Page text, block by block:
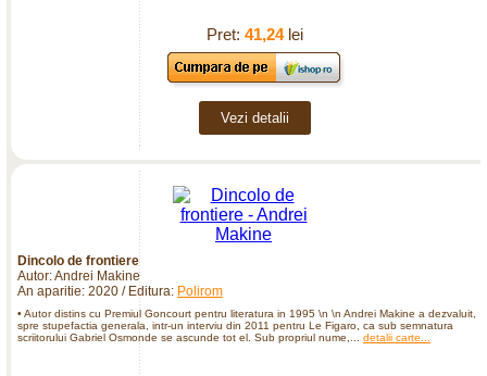
Pret: 41,24lei
Vezi detalii
Dincolo de frontiere
Autor: Andrei Makine
An aparitie: 2020 / Editura: Polirom
• Autor distins cu Premiul Goncourt pentru literatura in 1995 \n \n Andrei Makine a dezvaluit,
spre stupefactia generala, intr-un interviu din 2011 pentru Le Figaro, ca sub semnatura
scriitorului Gabriel Osmonde se ascunde tot el. Sub propriul nume,... detalii carte...